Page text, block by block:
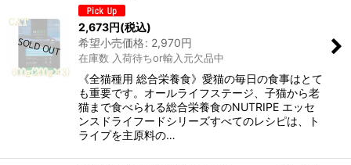
2,673円(税込)
希望小売価格: 2,970円
在庫数 入荷待ちor輸入元欠品中
《全猫種用 総合栄養食》愛猫の毎日の食事はとて
も重要です。オールライフステージ、子猫から老
猫まで食べられる総合栄養食のNUTRIPE エッセ
ンスドライフードシリーズすべてのレシピは、ト
ライプを主原料の…